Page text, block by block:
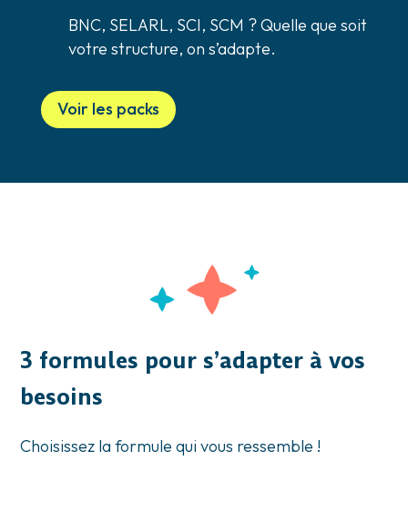
BNC, SELARL, SCI, SCM ? Quelle que soit
votre structure, on s’adapte.
Voir les packs
3 formules pour s’adapter à vos
besoins
Choisissez la formule qui vous ressemble !